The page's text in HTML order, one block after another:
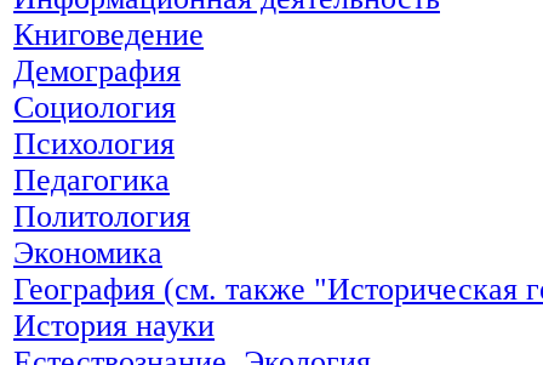
Книговедение
Демография
Социология
Психология
Педагогика
Политология
Экономика
География (см. также "Историческая
История науки